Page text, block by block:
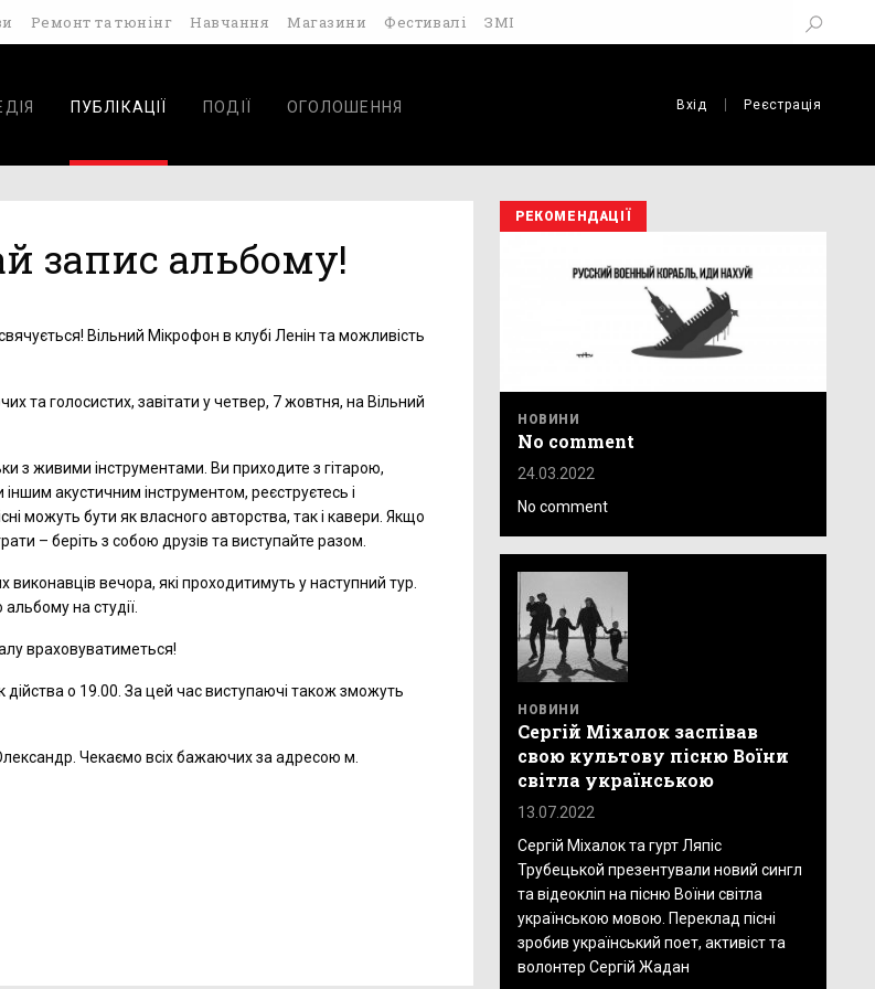
Ремонт та тюнінг Навчання Магазини Фестивалі ЗМІ
ПУБЛІКАЦІЇ ПОДІЇ ОГОЛОШЕННЯ Вхід Реєстрація
запис альбому!
Вільний Мікрофон в клубі Ленін та можливість
та голосистих, завітати у четвер, 7 жовтня, на Вільний
з живими інструментами. Ви приходите з гітарою,
акустичним інструментом, реєструєтесь і
можуть бути як власного авторства, так і кавери. Якщо
– беріть з собою друзів та виступайте разом.
вечора, які проходитимуть у наступний тур.
на студії.
враховуватиметься!
дійства о 19.00. За цей час виступаючі також зможуть
Чекаємо всіх бажаючих за адресою м.
РЕКОМЕНДАЦІЇ
НОВИНИ
No comment
24.03.2022
No comment
НОВИНИ
Сергій Міхалок заспівав
свою культову пісню Воїни
світла українською
13.07.2022
Сергій Міхалок та гурт Ляпіс
Трубецькой презентували новий сингл
та відеокліп на пісню Воїни світла
українською мовою. Переклад пісні
зробив український поет, активіст та
волонтер Сергій Жадан